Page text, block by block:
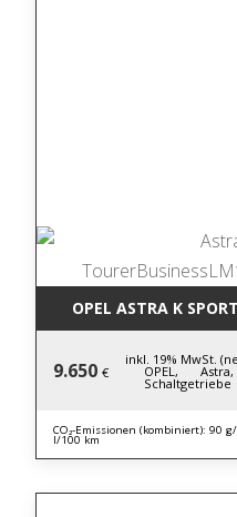
OPEL ASTRA K
9.650 €
inkl. 19% MwSt.
OPEL, Astra,
Schaltgetriebe
CO₂-Emissionen (kombiniert): 90
l/100 km